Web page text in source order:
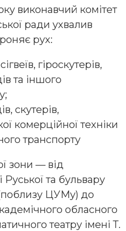
виконавчий комітет
ради ухвалив
рух:
гіроскутерів,
та іншого
скутерів,
комерційної техніки
транспорту
зони — від
та бульвару
ЦУМу) до
обласного
театру імені Т.